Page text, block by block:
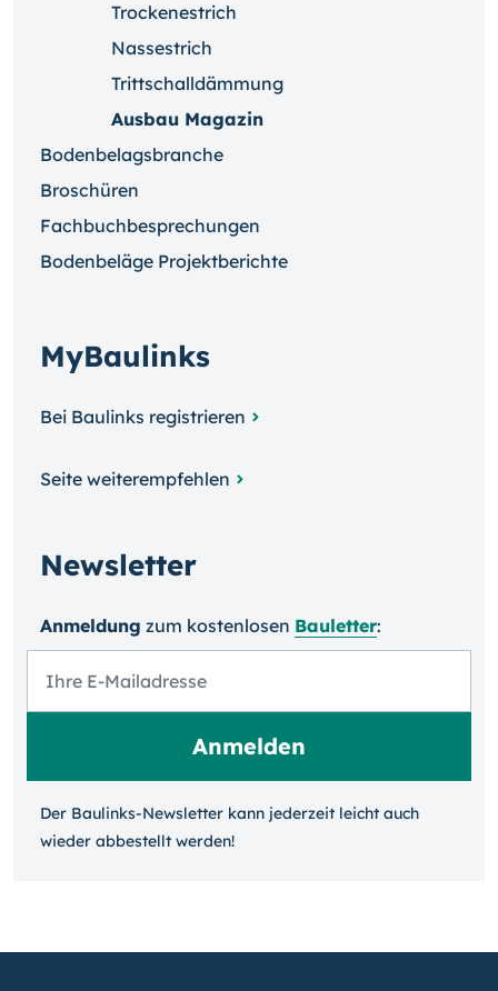
Trockenestrich
Nassestrich
Trittschalldämmung
Ausbau Magazin
Bodenbelagsbranche
Broschüren
Fachbuchbesprechungen
Bodenbeläge Projektberichte
MyBaulinks
Bei Baulinks registrieren
Seite weiterempfehlen
Newsletter
Anmeldung zum kosten­losen Bauletter:
Der Baulinks-Newsletter kann jeder­zeit leicht auch
wieder ab­bestellt werden!